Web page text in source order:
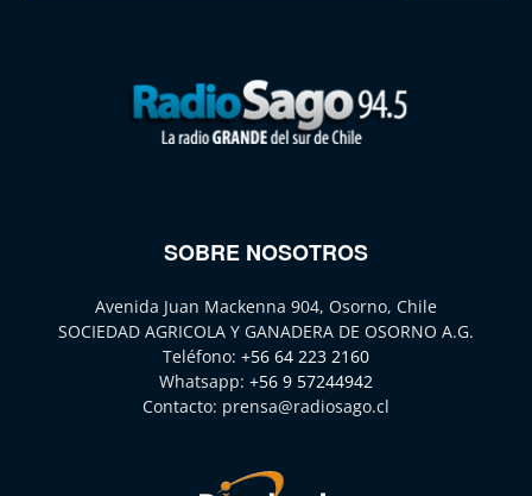
SOBRE NOSOTROS
Avenida Juan Mackenna 904, Osorno, Chile
SOCIEDAD AGRICOLA Y GANADERA DE OSORNO A.G.
Teléfono: +56 64 223 2160
Whatsapp: +56 9 57244942
Contacto: prensa@radiosago.cl